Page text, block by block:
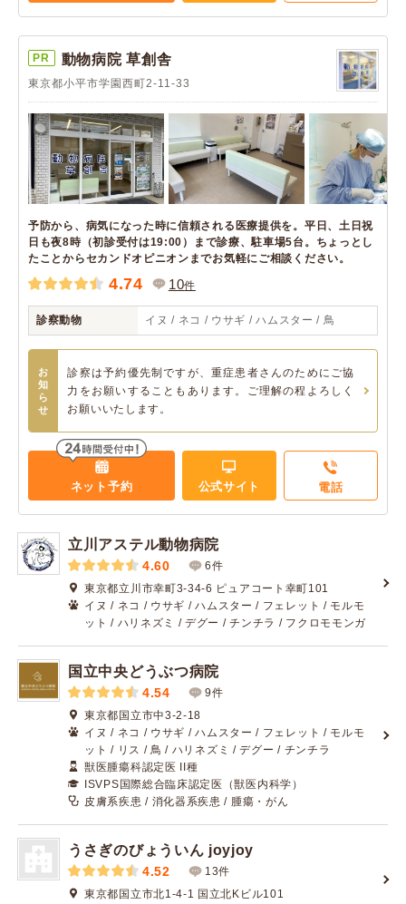
PR 動物病院 草創舎
東京都小平市学園西町2-11-33
予防から、病気になった時に信頼される医療提供を。平日、土日祝
日も夜8時（初診受付は19:00）まで診療、駐車場5台。ちょっとし
たことからセカンドオピニオンまでお気軽にご相談ください。
4.74 10件
診察動物 イヌ / ネコ / ウサギ / ハムスター / 鳥
お
知
ら
せ
診察は予約優先制ですが、重症患者さんのためにご協
力をお願いすることもあります。ご理解の程よろしく
お願いいたします。
ネット予約 公式サイト 電話
立川アステル動物病院
4.60
6件
東京都立川市幸町3-34-6 ピュアコート幸町101
イヌ / ネコ / ウサギ / ハムスター / フェレット / モルモ
ット / ハリネズミ / デグー / チンチラ / フクロモモンガ
国立中央どうぶつ病院
4.54
9件
東京都国立市中3-2-18
イヌ / ネコ / ウサギ / ハムスター / フェレット / モルモ
ット / リス / 鳥 / ハリネズミ / デグー / チンチラ
獣医腫瘍科認定医 II種
ISVPS国際総合臨床認定医（獣医内科学）
皮膚系疾患 / 消化器系疾患 / 腫瘍・がん
うさぎのびょういん joyjoy
4.52
13件
東京都国立市北1-4-1 国立北Kビル101